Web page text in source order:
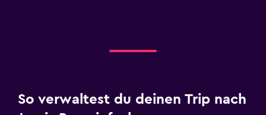
So verwaltest du deinen Trip nach